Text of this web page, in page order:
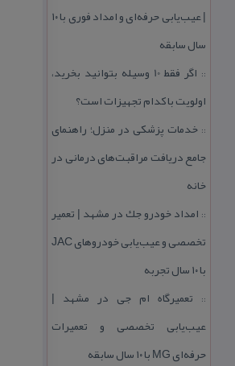
| عیب‌یابی حرفه‌ای و امداد فوری با ۱۰
سال سابقه
::
اگر فقط 10 وسیله بتوانید بخرید،
اولویت با كدام تجهیزات است؟
:: خدمات پزشكی در منزل؛ راهنمای
جامع دریافت مراقبت‌های درمانی در
خانه
:: امداد خودرو جك در مشهد | تعمیر
تخصصی و عیب‌یابی خودروهای JAC
با ۱۰ سال تجربه
:: تعمیرگاه ام جی در مشهد |
عیب‌یابی تخصصی و تعمیرات
حرفه‌ای MG با ۱۰ سال سابقه